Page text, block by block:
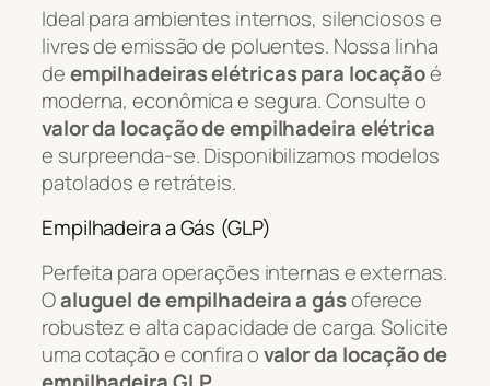
Ideal para ambientes internos, silenciosos e
livres de emissão de poluentes. Nossa linha
deempilhadeiras elétricas para locaçãoé
moderna, econômica e segura. Consulte o
valor da locação de empilhadeira elétrica
e surpreenda-se. Disponibilizamos modelos
patolados e retráteis.
Empilhadeira a Gás (GLP)
Perfeita para operações internas e externas.
Oaluguel de empilhadeira a gásoferece
robustez e alta capacidade de carga. Solicite
uma cotação e confira ovalor da locação de